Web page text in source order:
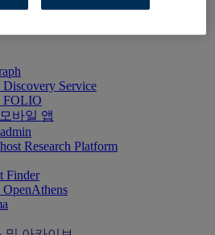
Service
FOLIO
바일 앱
Research Platform
Finder